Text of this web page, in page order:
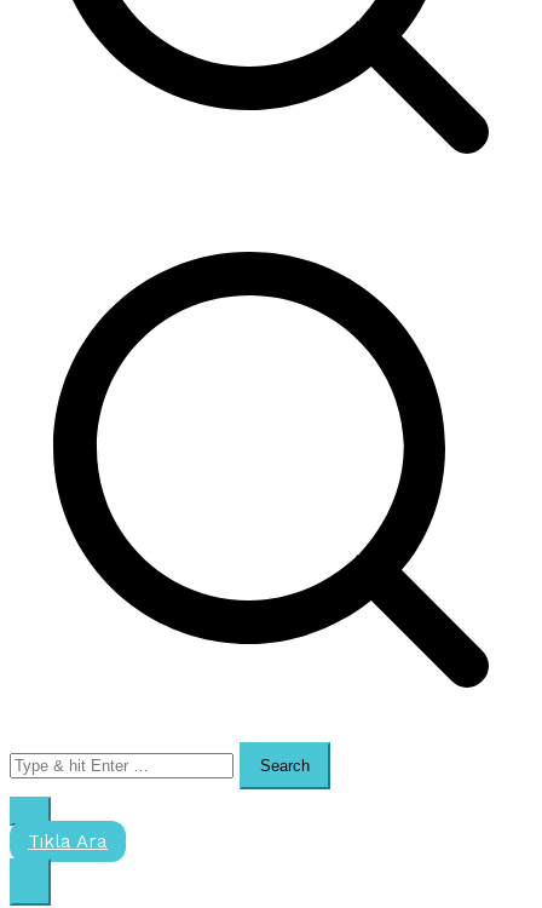
Search
Tıkla Ara